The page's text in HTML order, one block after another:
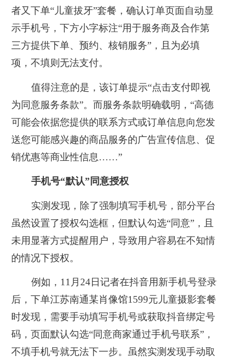
者又下单“儿童拔牙”套餐，确认订单页面自动显
示手机号，下方小字标注“用于服务商及合作第
三方提供下单、预约、核销服务”，且为必填
项，不填则无法支付。
值得注意的是，该订单提示“点击支付即视
为同意服务条款”。而服务条款明确载明，“高德
可能会依据您提供的联系方式或订单信息向您发
送您可能感兴趣的商品服务的广告宣传信息、促
销优惠等商业性信息……”
手机号“默认”同意授权
实测发现，除了强制填写手机号，部分平台
虽然设置了授权勾选框，但默认勾选“同意”，且
未用显著方式提醒用户，导致用户容易在不知情
的情况下授权。
例如，11月24日记者在抖音用新手机号登录
后，下单江苏南通某肖像馆1599元儿童摄影套餐
时发现，需要手动填写手机号或获取抖音绑定号
码，页面默认勾选“同意商家通过手机号联系”，
不填手机号就无法下一步。虽然实测发现手动取